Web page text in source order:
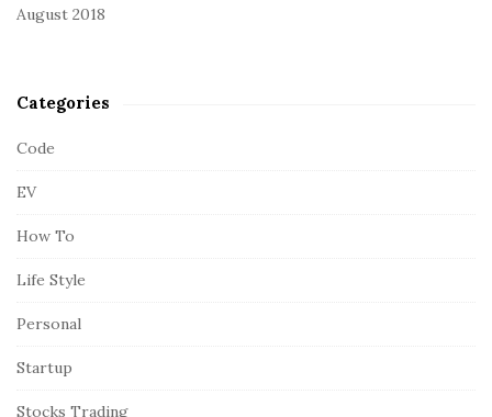
August 2018
Categories
Code
EV
How To
Life Style
Personal
Startup
Stocks Trading